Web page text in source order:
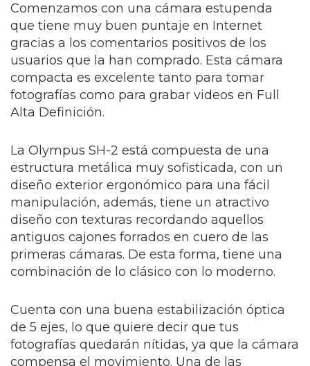
Comenzamos con una cámara estupenda
que tiene muy buen puntaje en Internet
gracias a los comentarios positivos de los
usuarios que la han comprado. Esta cámara
compacta es excelente tanto para tomar
fotografías como para grabar videos en Full
Alta Definición.
La Olympus SH-2 está compuesta de una
estructura metálica muy sofisticada, con un
diseño exterior ergonómico para una fácil
manipulación, además, tiene un atractivo
diseño con texturas recordando aquellos
antiguos cajones forrados en cuero de las
primeras cámaras. De esta forma, tiene una
combinación de lo clásico con lo moderno.
Cuenta con una buena estabilización óptica
de 5 ejes, lo que quiere decir que tus
fotografías quedarán nítidas, ya que la cámara
compensa el movimiento. Una de las